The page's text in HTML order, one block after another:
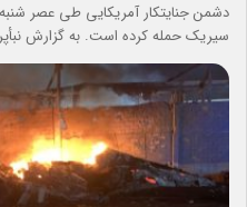
دشمن جنایتکار آمریکایی طی عصر
سیریک حمله کرده است. به گزارش